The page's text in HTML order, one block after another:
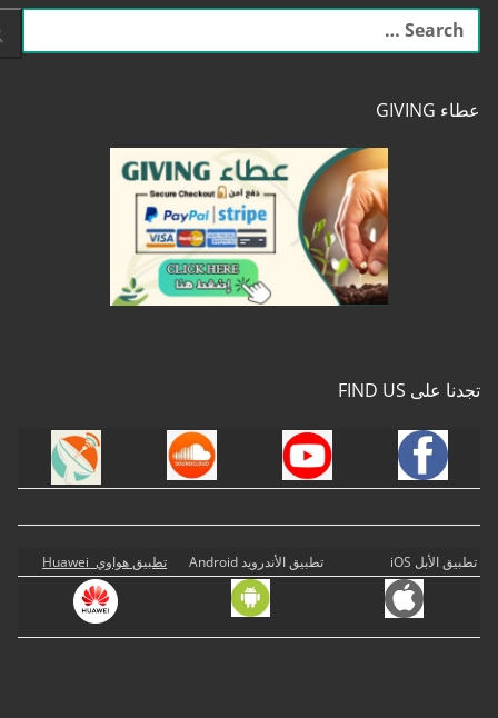
البحث
عن:
عطاء GIVING
تجدنا على FIND US
تطبيق الأبل iOS تطبيق الأندرويد Android تطبيق هواوي Huawei